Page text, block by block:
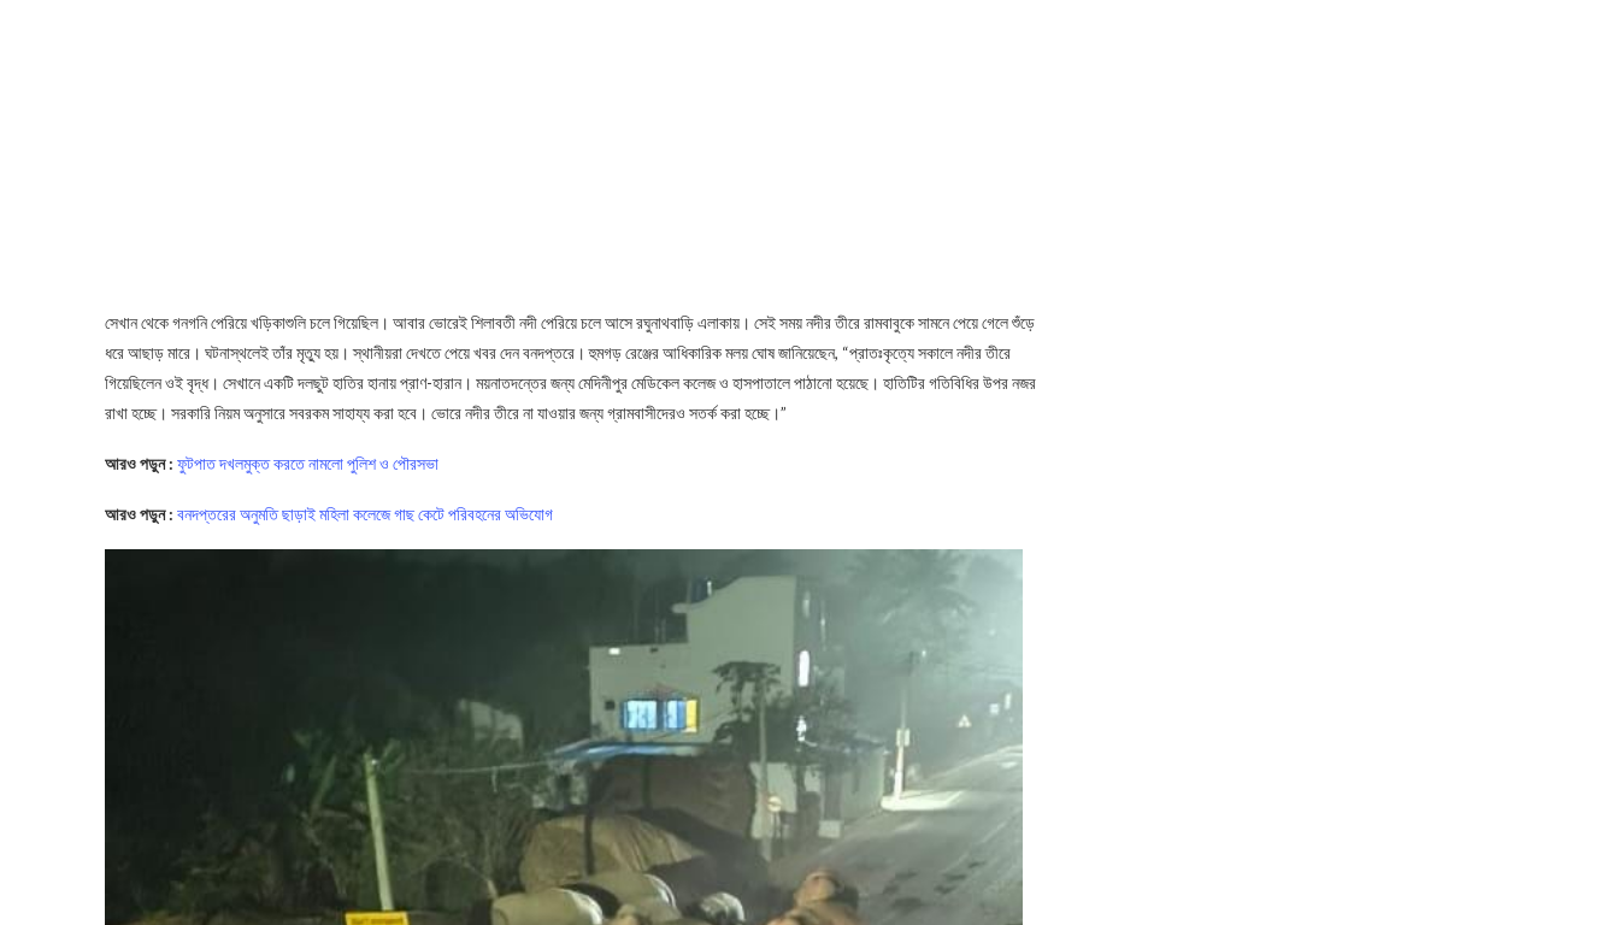
সেখান থেকে গনগনি পেরিয়ে খড়িকাশুলি চলে গিয়েছিল। আবার ভোরেই শিলাবতী নদী পেরিয়ে চলে আসে রঘুনাথবাড়ি এলাকায়। সেই সময় নদীর তীরে রামবাবুকে সামনে পেয়ে গেলে শুঁড়ে
ধরে আছাড় মারে। ঘটনাস্থলেই তাঁর মৃত্যু হয়। স্থানীয়রা দেখতে পেয়ে খবর দেন বনদপ্তরে। হুমগড় রেঞ্জের আধিকারিক মলয় ঘোষ জানিয়েছেন, “প্রাতঃকৃত্যে সকালে নদীর তীরে
গিয়েছিলেন ওই বৃদ্ধ। সেখানে একটি দলছুট হাতির হানায় প্রাণ-হারান। ময়নাতদন্তের জন্য মেদিনীপুর মেডিকেল কলেজ ও হাসপাতালে পাঠানো হয়েছে। হাতিটির গতিবিধির উপর নজর
রাখা হচ্ছে। সরকারি নিয়ম অনুসারে সবরকম সাহায্য করা হবে। ভোরে নদীর তীরে না যাওয়ার জন্য গ্রামবাসীদেরও সতর্ক করা হচ্ছে।”
আরও পড়ুন : ফুটপাত দখলমুক্ত করতে নামলো পুলিশ ও পৌরসভা
আরও পড়ুন : বনদপ্তরের অনুমতি ছাড়াই মহিলা কলেজে গাছ কেটে পরিবহনের অভিযোগ